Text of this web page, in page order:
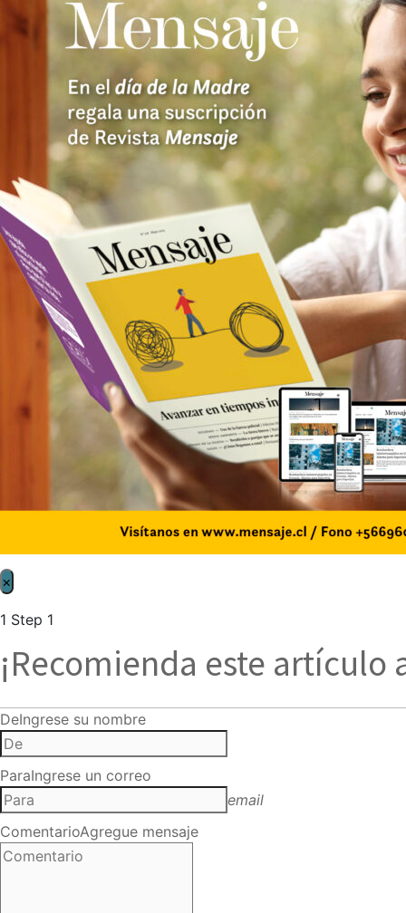
×
1 Step 1
¡Recomienda este artículo
DeIngrese su nombre
ParaIngrese un correo
email
ComentarioAgregue mensaje